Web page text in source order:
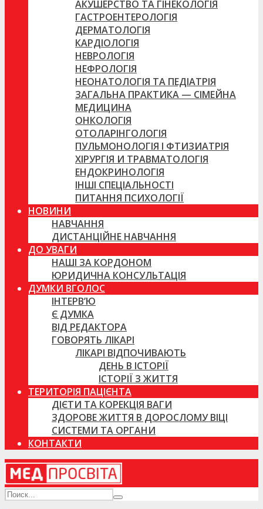
АКУШЕРСТВО ТА ГІНЕКОЛОГІЯ
ГАСТРОЕНТЕРОЛОГІЯ
ДЕРМАТОЛОГІЯ
КАРДІОЛОГІЯ
НЕВРОЛОГІЯ
НЕФРОЛОГІЯ
НЕОНАТОЛОГІЯ ТА ПЕДІАТРІЯ
ЗАГАЛЬНА ПРАКТИКА — СІМЕЙНА
МЕДИЦИНА
ОНКОЛОГІЯ
ОТОЛАРІНГОЛОГІЯ
ПУЛЬМОНОЛОГІЯ І ФТИЗИАТРІЯ
ХІРУРГІЯ И ТРАВМАТОЛОГІЯ
ЕНДОКРИНОЛОГІЯ
ІНШІ СПЕЦІАЛЬНОСТІ
ПИТАННЯ ПСИХОЛОГІЇ
НОВИНИ
НАВЧАННЯ
ДИСТАНЦІЙНЕ НАВЧАННЯ
ДО УВАГИ
НАШІ ЗА КОРДОНОМ
ЮРИДИЧНА КОНСУЛЬТАЦІЯ
ДУМКИ ВГОЛОС
ІНТЕРВ’Ю
Є ДУМКА
ВІД РЕДАКТОРА
ГОВОРЯТЬ ЛІКАРІ
ЛІКАРІ ВІДПОЧИВАЮТЬ
ДЕНЬ В ІСТОРІЇ
ІСТОРІЇ З ЖИТТЯ
ТЕРИТОРІЯ ПАЦІЄНТА
ДІЄТИ ТА КОРЕКЦІЯ ВАГИ
ЗДОРОВЕ ЖИТТЯ В ДОРОСЛОМУ ВІЦІ
СИСТЕМИ ТА ОРГАНИ
КОНТАКТИ